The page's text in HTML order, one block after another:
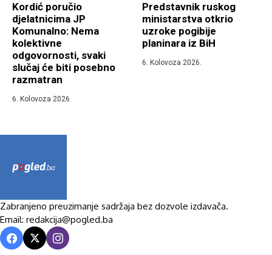
Kordić poručio
djelatnicima JP
Komunalno: Nema
kolektivne
odgovornosti, svaki
slučaj će biti posebno
razmatran
6. Kolovoza 2026.
Predstavnik ruskog
ministarstva otkrio
uzroke pogibije
planinara iz BiH
6. Kolovoza 2026.
Zabranjeno preuzimanje sadržaja bez dozvole izdavača.
Email: redakcija@pogled.ba